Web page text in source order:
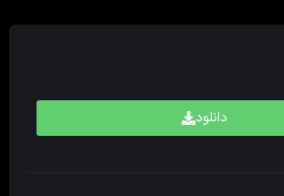
دانلود